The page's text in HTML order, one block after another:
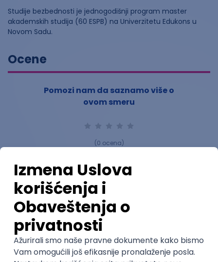
Studije bezbednosti je jednogodišnji program master
akademskih studija (60 ESPB) na Univerzitetu Edukons u
Novom Sadu.
Ocene
Pomozi nam da saznamo više o
ovom smeru
(0 ocena)
Ostavi ocenu
Nastavni kadar
Stečeno znanje
Karijerne mogućnosti